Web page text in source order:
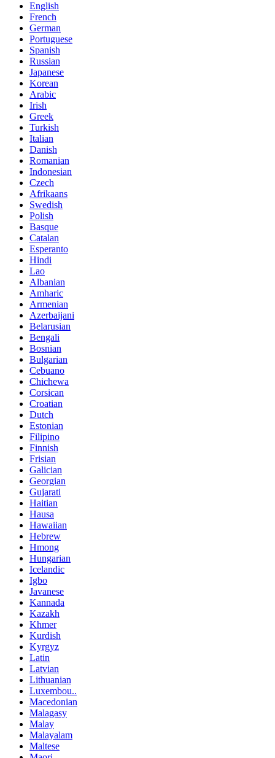
English
French
German
Portuguese
Spanish
Russian
Japanese
Korean
Arabic
Irish
Greek
Turkish
Italian
Danish
Romanian
Indonesian
Czech
Afrikaans
Swedish
Polish
Basque
Catalan
Esperanto
Hindi
Lao
Albanian
Amharic
Armenian
Azerbaijani
Belarusian
Bengali
Bosnian
Bulgarian
Cebuano
Chichewa
Corsican
Croatian
Dutch
Estonian
Filipino
Finnish
Frisian
Galician
Georgian
Gujarati
Haitian
Hausa
Hawaiian
Hebrew
Hmong
Hungarian
Icelandic
Igbo
Javanese
Kannada
Kazakh
Khmer
Kurdish
Kyrgyz
Latin
Latvian
Lithuanian
Luxembou..
Macedonian
Malagasy
Malay
Malayalam
Maltese